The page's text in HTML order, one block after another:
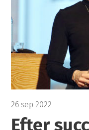
26 sep 2022
Efter